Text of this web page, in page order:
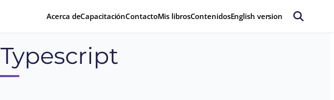
Acerca deCapacitaciónContactoMis librosContenidosEnglish version
Typescript